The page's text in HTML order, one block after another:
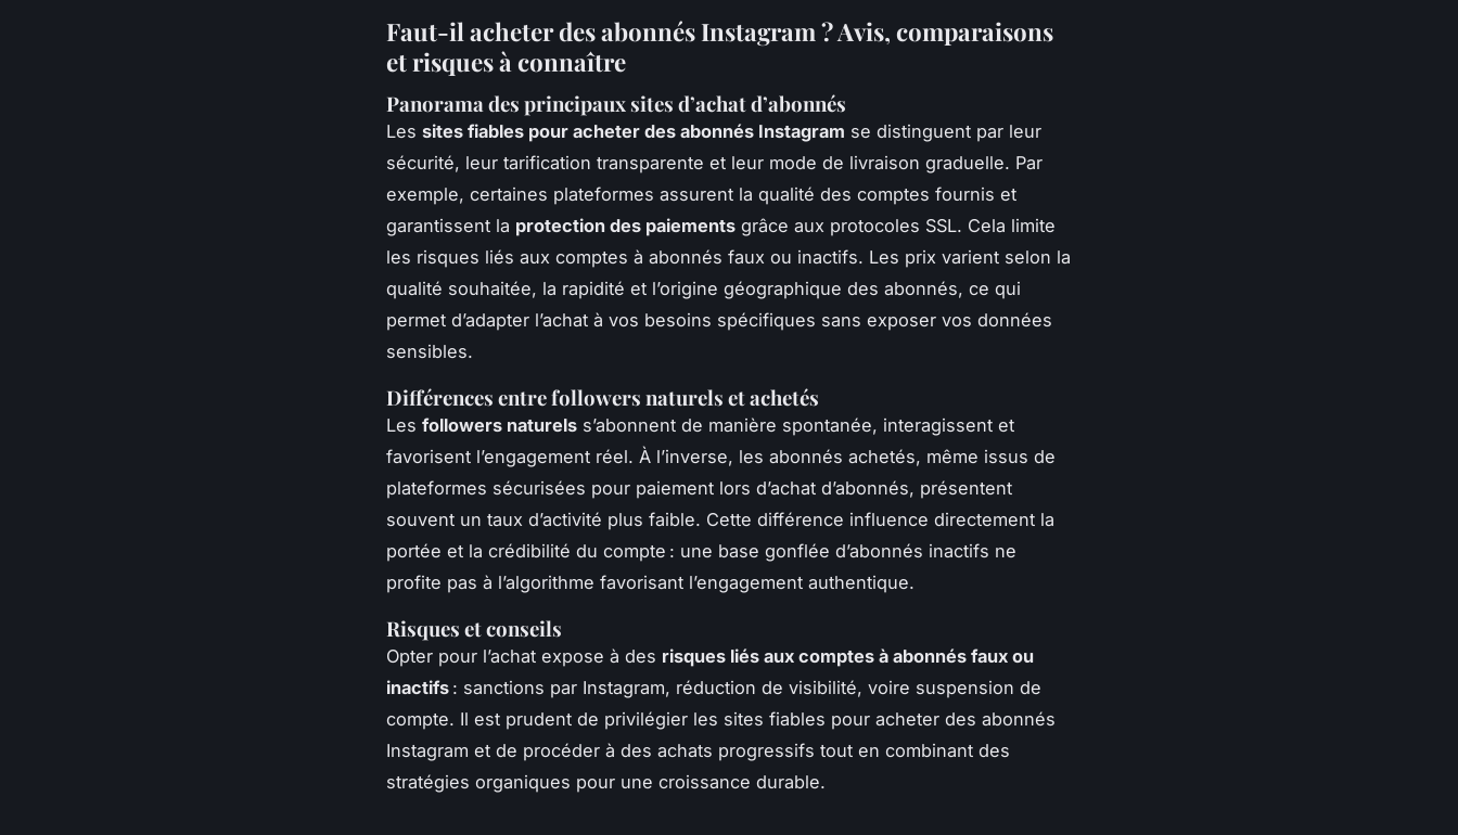
Faut-il acheter des abonnés Instagram ? Avis, comparaisons
et risques à connaître
Panorama des principaux sites d’achat d’abonnés
Les sites fiables pour acheter des abonnés Instagram se distinguent par leur
sécurité, leur tarification transparente et leur mode de livraison graduelle. Par
exemple, certaines plateformes assurent la qualité des comptes fournis et
garantissent la protection des paiements grâce aux protocoles SSL. Cela limite
les risques liés aux comptes à abonnés faux ou inactifs. Les prix varient selon la
qualité souhaitée, la rapidité et l’origine géographique des abonnés, ce qui
permet d’adapter l’achat à vos besoins spécifiques sans exposer vos données
sensibles.
Différences entre followers naturels et achetés
Les followers naturels s’abonnent de manière spontanée, interagissent et
favorisent l’engagement réel. À l’inverse, les abonnés achetés, même issus de
plateformes sécurisées pour paiement lors d’achat d’abonnés, présentent
souvent un taux d’activité plus faible. Cette différence influence directement la
portée et la crédibilité du compte : une base gonflée d’abonnés inactifs ne
profite pas à l’algorithme favorisant l’engagement authentique.
Risques et conseils
Opter pour l’achat expose à des risques liés aux comptes à abonnés faux ou
inactifs : sanctions par Instagram, réduction de visibilité, voire suspension de
compte. Il est prudent de privilégier les sites fiables pour acheter des abonnés
Instagram et de procéder à des achats progressifs tout en combinant des
stratégies organiques pour une croissance durable.